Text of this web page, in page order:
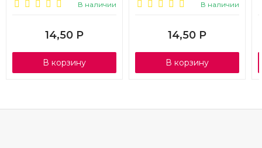
В наличии
14,50 Р
В корзину
В наличии
14,50 Р
В корзину